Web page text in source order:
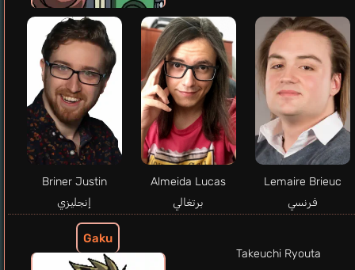
Lemaire Brieuc
فرنسي
Almeida Lucas
برتغالي
Briner Justin
إنجليزي
Gaku
Takeuchi Ryouta